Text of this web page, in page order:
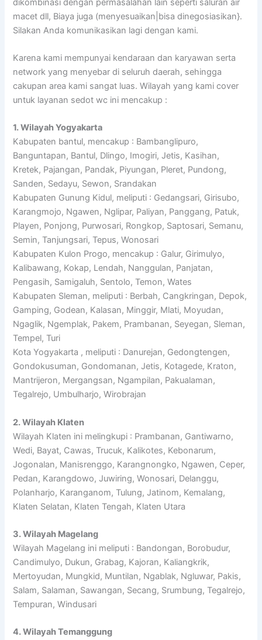
dikombinasi dengan permasalahan lain seperti saluran air
macet dll, Biaya juga (menyesuaikan|bisa dinegosiasikan}.
Silakan Anda komunikasikan lagi dengan kami.
Karena kami mempunyai kendaraan dan karyawan serta
network yang menyebar di seluruh daerah, sehingga
cakupan area kami sangat luas. Wilayah yang kami cover
untuk layanan sedot wc ini mencakup :
1. Wilayah Yogyakarta
Kabupaten bantul, mencakup : Bambanglipuro,
Banguntapan, Bantul, Dlingo, Imogiri, Jetis, Kasihan,
Kretek, Pajangan, Pandak, Piyungan, Pleret, Pundong,
Sanden, Sedayu, Sewon, Srandakan
Kabupaten Gunung Kidul, meliputi : Gedangsari, Girisubo,
Karangmojo, Ngawen, Nglipar, Paliyan, Panggang, Patuk,
Playen, Ponjong, Purwosari, Rongkop, Saptosari, Semanu,
Semin, Tanjungsari, Tepus, Wonosari
Kabupaten Kulon Progo, mencakup : Galur, Girimulyo,
Kalibawang, Kokap, Lendah, Nanggulan, Panjatan,
Pengasih, Samigaluh, Sentolo, Temon, Wates
Kabupaten Sleman, meliputi : Berbah, Cangkringan, Depok,
Gamping, Godean, Kalasan, Minggir, Mlati, Moyudan,
Ngaglik, Ngemplak, Pakem, Prambanan, Seyegan, Sleman,
Tempel, Turi
Kota Yogyakarta , meliputi : Danurejan, Gedongtengen,
Gondokusuman, Gondomanan, Jetis, Kotagede, Kraton,
Mantrijeron, Mergangsan, Ngampilan, Pakualaman,
Tegalrejo, Umbulharjo, Wirobrajan
2. Wilayah Klaten
Wilayah Klaten ini melingkupi : Prambanan, Gantiwarno,
Wedi, Bayat, Cawas, Trucuk, Kalikotes, Kebonarum,
Jogonalan, Manisrenggo, Karangnongko, Ngawen, Ceper,
Pedan, Karangdowo, Juwiring, Wonosari, Delanggu,
Polanharjo, Karanganom, Tulung, Jatinom, Kemalang,
Klaten Selatan, Klaten Tengah, Klaten Utara
3. Wilayah Magelang
Wilayah Magelang ini meliputi : Bandongan, Borobudur,
Candimulyo, Dukun, Grabag, Kajoran, Kaliangkrik,
Mertoyudan, Mungkid, Muntilan, Ngablak, Ngluwar, Pakis,
Salam, Salaman, Sawangan, Secang, Srumbung, Tegalrejo,
Tempuran, Windusari
4. Wilayah Temanggung